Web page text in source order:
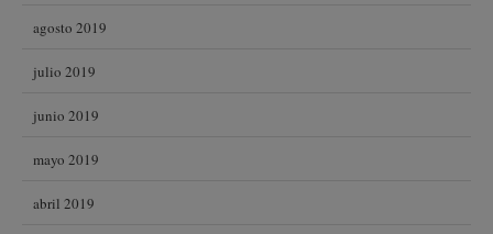
agosto 2019
julio 2019
junio 2019
mayo 2019
abril 2019